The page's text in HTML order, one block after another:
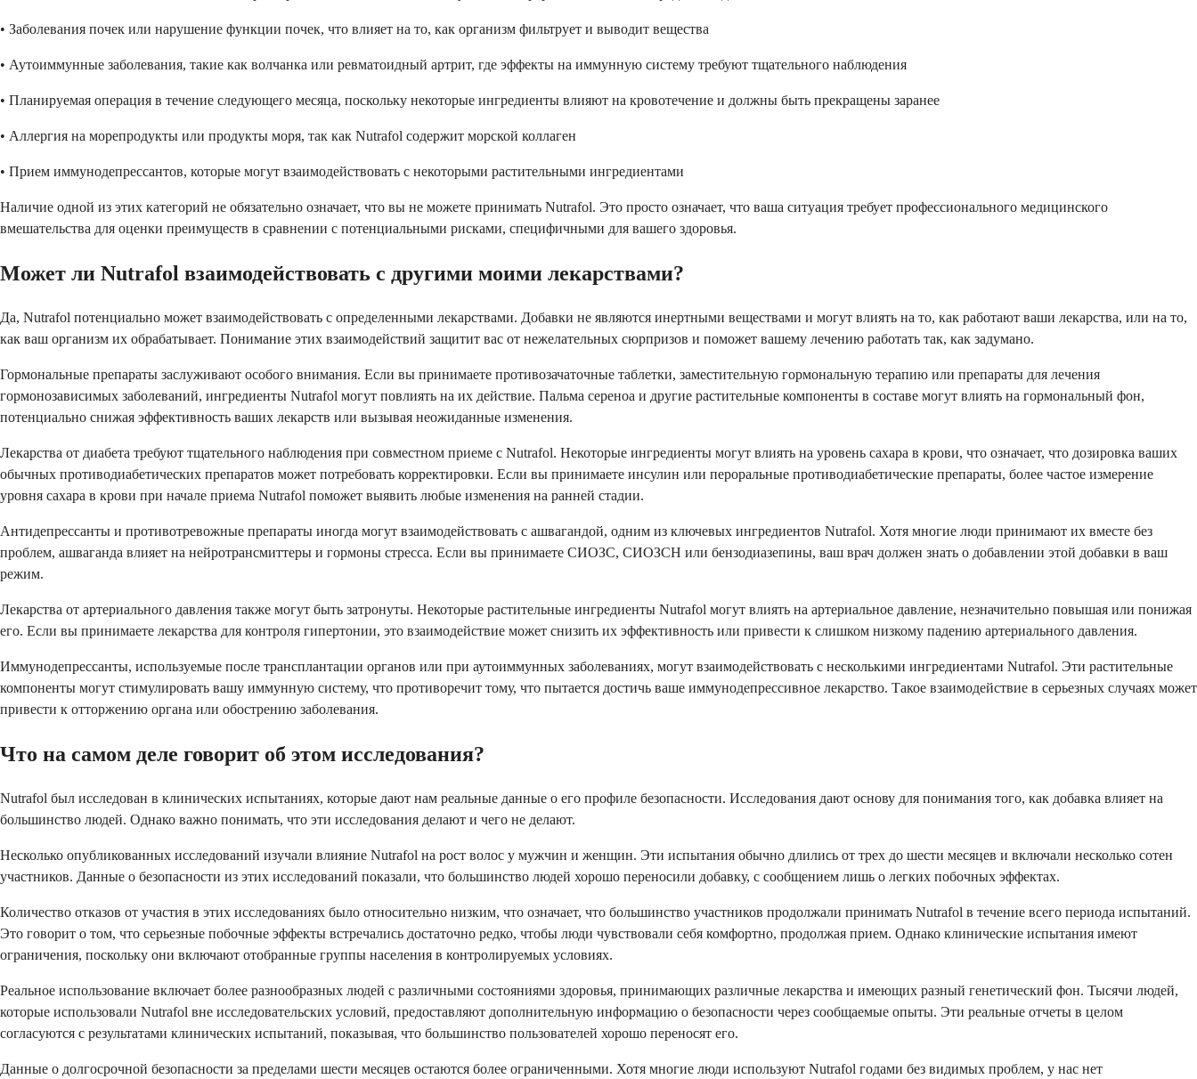
• Заболевания почек или нарушение функции почек, что влияет на то, как организм фильтрует и выводит вещества
• Аутоиммунные заболевания, такие как волчанка или ревматоидный артрит, где эффекты на иммунную систему требуют тщательного наблюдения
• Планируемая операция в течение следующего месяца, поскольку некоторые ингредиенты влияют на кровотечение и должны быть прекращены заранее
• Аллергия на морепродукты или продукты моря, так как Nutrafol содержит морской коллаген
• Прием иммунодепрессантов, которые могут взаимодействовать с некоторыми растительными ингредиентами
Наличие одной из этих категорий не обязательно означает, что вы не можете принимать Nutrafol. Это просто означает, что ваша ситуация требует профессионального медицинского
вмешательства для оценки преимуществ в сравнении с потенциальными рисками, специфичными для вашего здоровья.
Может ли Nutrafol взаимодействовать с другими моими лекарствами?
Да, Nutrafol потенциально может взаимодействовать с определенными лекарствами. Добавки не являются инертными веществами и могут влиять на то, как работают ваши лекарства, или на то,
как ваш организм их обрабатывает. Понимание этих взаимодействий защитит вас от нежелательных сюрпризов и поможет вашему лечению работать так, как задумано.
Гормональные препараты заслуживают особого внимания. Если вы принимаете противозачаточные таблетки, заместительную гормональную терапию или препараты для лечения
гормонозависимых заболеваний, ингредиенты Nutrafol могут повлиять на их действие. Пальма сереноа и другие растительные компоненты в составе могут влиять на гормональный фон,
потенциально снижая эффективность ваших лекарств или вызывая неожиданные изменения.
Лекарства от диабета требуют тщательного наблюдения при совместном приеме с Nutrafol. Некоторые ингредиенты могут влиять на уровень сахара в крови, что означает, что дозировка ваших
обычных противодиабетических препаратов может потребовать корректировки. Если вы принимаете инсулин или пероральные противодиабетические препараты, более частое измерение
уровня сахара в крови при начале приема Nutrafol поможет выявить любые изменения на ранней стадии.
Антидепрессанты и противотревожные препараты иногда могут взаимодействовать с ашвагандой, одним из ключевых ингредиентов Nutrafol. Хотя многие люди принимают их вместе без
проблем, ашваганда влияет на нейротрансмиттеры и гормоны стресса. Если вы принимаете СИОЗС, СИОЗСН или бензодиазепины, ваш врач должен знать о добавлении этой добавки в ваш
режим.
Лекарства от артериального давления также могут быть затронуты. Некоторые растительные ингредиенты Nutrafol могут влиять на артериальное давление, незначительно повышая или понижая
его. Если вы принимаете лекарства для контроля гипертонии, это взаимодействие может снизить их эффективность или привести к слишком низкому падению артериального давления.
Иммунодепрессанты, используемые после трансплантации органов или при аутоиммунных заболеваниях, могут взаимодействовать с несколькими ингредиентами Nutrafol. Эти растительные
компоненты могут стимулировать вашу иммунную систему, что противоречит тому, что пытается достичь ваше иммунодепрессивное лекарство. Такое взаимодействие в серьезных случаях может
привести к отторжению органа или обострению заболевания.
Что на самом деле говорит об этом исследования?
Nutrafol был исследован в клинических испытаниях, которые дают нам реальные данные о его профиле безопасности. Исследования дают основу для понимания того, как добавка влияет на
большинство людей. Однако важно понимать, что эти исследования делают и чего не делают.
Несколько опубликованных исследований изучали влияние Nutrafol на рост волос у мужчин и женщин. Эти испытания обычно длились от трех до шести месяцев и включали несколько сотен
участников. Данные о безопасности из этих исследований показали, что большинство людей хорошо переносили добавку, с сообщением лишь о легких побочных эффектах.
Количество отказов от участия в этих исследованиях было относительно низким, что означает, что большинство участников продолжали принимать Nutrafol в течение всего периода испытаний.
Это говорит о том, что серьезные побочные эффекты встречались достаточно редко, чтобы люди чувствовали себя комфортно, продолжая прием. Однако клинические испытания имеют
ограничения, поскольку они включают отобранные группы населения в контролируемых условиях.
Реальное использование включает более разнообразных людей с различными состояниями здоровья, принимающих различные лекарства и имеющих разный генетический фон. Тысячи людей,
которые использовали Nutrafol вне исследовательских условий, предоставляют дополнительную информацию о безопасности через сообщаемые опыты. Эти реальные отчеты в целом
согласуются с результатами клинических испытаний, показывая, что большинство пользователей хорошо переносят его.
Данные о долгосрочной безопасности за пределами шести месяцев остаются более ограниченными. Хотя многие люди используют Nutrafol годами без видимых проблем, у нас нет